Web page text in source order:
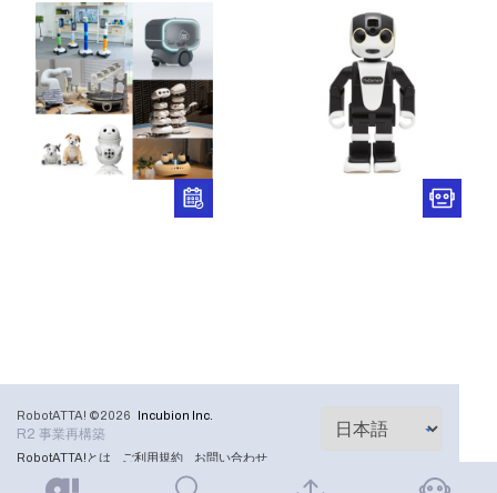
RobotATTA! ©2026 Incubion Inc.
R2 事業再構築
RobotATTA!とは ご利用規約 お問い合わせ